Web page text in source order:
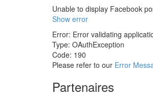
Unable to display Facebook
Show error
Error: Error validating
Type: OAuthException
Code: 190
Please refer to our Error
Partenaires